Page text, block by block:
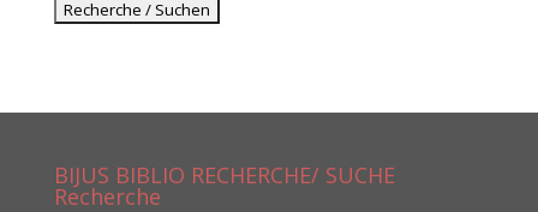
BIJUS BIBLIO RECHERCHE/ SUCHE
Recherche